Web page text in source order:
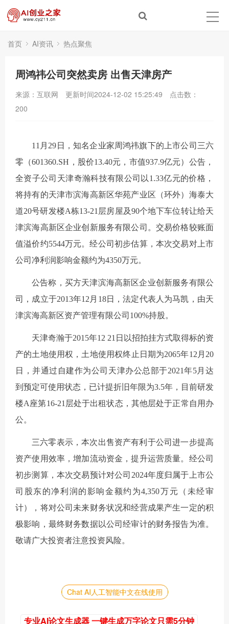
首页 AI资讯 热点聚焦
周鸿祎公司突然卖房 出售天津房产
来源：互联网 更新时间2024-12-02 15:25:49
点击数：
200
11月29日，知名企业家周鸿祎旗下的上市公司三六
零（601360.SH，股价13.40元，市值937.9亿元）公告，
全资子公司天津奇瀚科技有限公司以1.33亿元的价格，
将持有的天津市滨海高新区华苑产业区（环外）海泰大
道20号研发楼A栋13-21层房屋及90个地下车位转让给天
津滨海高新区企业创新服务有限公司。交易价格较账面
值溢价约5544万元。经公司初步估算，本次交易对上市
公司净利润影响金额约为4350万元。
公告称，买方天津滨海高新区企业创新服务有限公
司，成立于2013年12月18日，法定代表人为马凯，由天
津滨海高新区资产管理有限公司100%持股。
天津奇瀚于2015年12 21日以招拍挂方式取得标的资
产的土地使用权，土地使用权终止日期为2065年12月20
日，并通过自建作为公司天津办公总部于2021年5月达
到预定可使用状态，已计提折旧年限为3.5年，目前研发
楼A座第16-21层处于出租状态，其他层处于正常自用办
公。
三六零表示，本次出售资产有利于公司进一步提高
资产使用效率，增加流动资金，提升运营质量。经公司
初步测算，本次交易预计对公司2024年度归属于上市公
司股东的净利润的影响金额约为4,350万元（未经审
计），将对公司未来财务状况和经营成果产生一定的积
极影响，最终财务数据以公司经审计的财务报告为准。
敬请广大投资者注意投资风险。
Chat AI人工智能中文在线使用
专业AI论文生成器 一键生成万字论文只需5分钟